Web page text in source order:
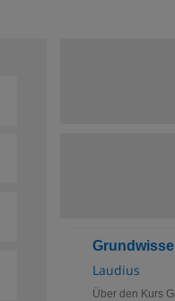
Laudius
Über den Kurs